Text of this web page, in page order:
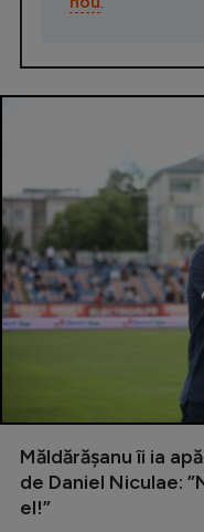
Măldărășanu îi ia
de Daniel Niculae:
el!”